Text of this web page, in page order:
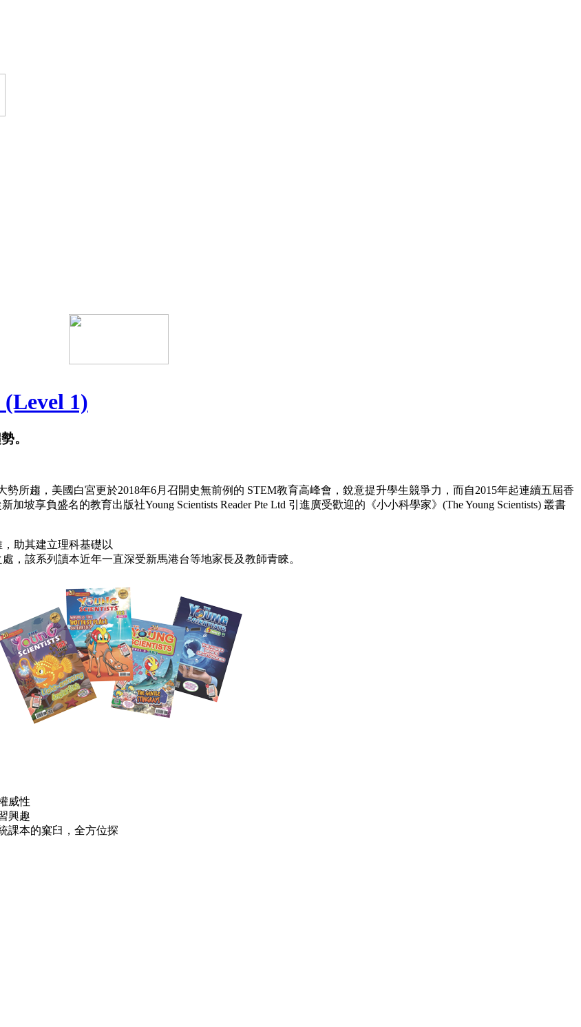
(Level 1)
。
所趨，美國白宮更於2018年6月召開史無前例的 STEM教育高峰會，銳意提升學生競爭力，而自2015年起連續五屆香
坡享負盛名的教育出版社Young Scientists Reader Pte Ltd 引進廣受歡迎的《小小科學家》(The Young Scientists) 叢書
助其建立理科基礎以
，該系列讀本近年一直深受新馬港台等地家長及教師青睞。
威性
興趣
課本的窠臼，全方位探